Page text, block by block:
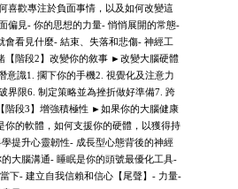
喜歡專注於負面事情，以及如何改變這
偏見- 你的思想的力量- 悄悄展開的常態-
會看見什麼- 結束、失落和悲傷- 神經工
【階段2】改變你的敘事 ►改變大腦硬體
意識1. 擱下你的手機2. 視覺化及注意力
界限6. 制定策略並為挫折做好準備7. 跨
階段3】增強積極性 ►如果你的大腦健康
你的軟體，如何支援你的硬體，以獲得持
提升心靈韌性- 成長型心態背後的神經
大腦溝通- 睡眠是你的頭號最優化工具-
下- 建立自我信賴和信心【尾聲】- 力量-